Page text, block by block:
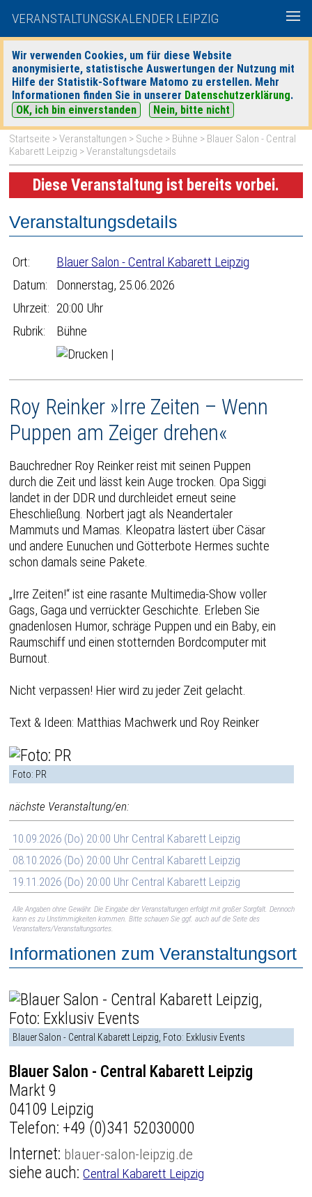
VERANSTALTUNGSKALENDER LEIPZIG
Wir verwenden Cookies, um für diese Website
anonymisierte, statistische Auswertungen der Nutzung mit
Hilfe der Statistik-Software Matomo zu erstellen. Mehr
Informationen finden Sie in unserer Datenschutzerklärung.
OK, ich bin einverstanden
Nein, bitte nicht
heute|morgen| Detaillierte Suche
Startseite >Veranstaltungen > Suche > Bühne > Blauer Salon - Central
Kabarett Leipzig > Veranstaltungsdetails
Diese Veranstaltung ist bereits vorbei.
Veranstaltungsdetails
Ort:
Blauer Salon - Central Kabarett Leipzig
Datum:
Donnerstag, 25.06.2026
Uhrzeit: 20:00 Uhr
Rubrik:
Bühne
|
Roy Reinker »Irre Zeiten – Wenn
Puppen am Zeiger drehen«
Bauchredner Roy Reinker reist mit seinen Puppen
durch die Zeit und lässt kein Auge trocken. Opa Siggi
landet in der DDR und durchleidet erneut seine
Eheschließung. Norbert jagt als Neandertaler
Mammuts und Mamas. Kleopatra lästert über Cäsar
und andere Eunuchen und Götterbote Hermes suchte
schon damals seine Pakete.
„Irre Zeiten!“ ist eine rasante Multimedia-Show voller
Gags, Gaga und verrückter Geschichte. Erleben Sie
gnadenlosen Humor, schräge Puppen und ein Baby, ein
Raumschiff und einen stotternden Bordcomputer mit
Burnout.
Nicht verpassen! Hier wird zu jeder Zeit gelacht.
Text & Ideen: Matthias Machwerk und Roy Reinker
Foto: PR
nächste Veranstaltung/en:
10.09.2026 (Do) 20:00 Uhr Central Kabarett Leipzig
08.10.2026 (Do) 20:00 Uhr Central Kabarett Leipzig
19.11.2026 (Do) 20:00 Uhr Central Kabarett Leipzig
Alle Angaben ohne Gewähr. Die Eingabe der Veranstaltungen erfolgt mit großer Sorgfalt. Dennoch
kann es zu Unstimmigkeiten kommen. Bitte schauen Sie ggf. auch auf die Seite des
Veranstalters/Veranstaltungsortes.
Informationen zum Veranstaltungsort
Blauer Salon - Central Kabarett Leipzig, Foto: Exklusiv Events
Blauer Salon - Central Kabarett Leipzig
Markt 9
04109 Leipzig
Telefon: +49 (0)341 52030000
Internet: blauer-salon-leipzig.de
siehe auch:Central Kabarett Leipzig